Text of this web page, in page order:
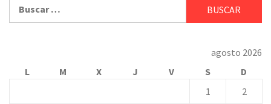
agosto 2026
L
M X J V S
D
1
2